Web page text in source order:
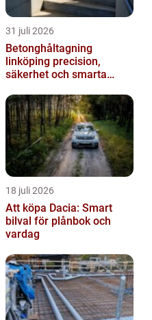
31 juli 2026
Betonghåltagning
linköping precision,
säkerhet och smarta
18 juli 2026
Att köpa Dacia: Smart
bilval för plånbok och
vardag